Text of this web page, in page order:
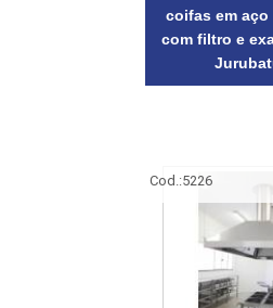
coifas em
com filtro e
Cod.:5226